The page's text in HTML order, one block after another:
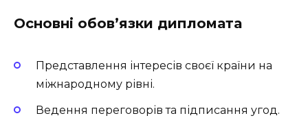
Основні обов’язки дипломата
Представлення інтересів своєї країни на
міжнародному рівні.
Ведення переговорів та підписання угод.